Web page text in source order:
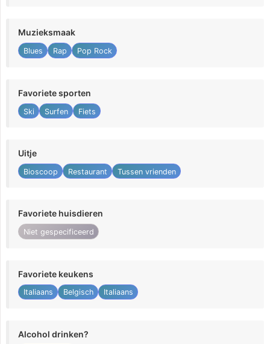
Muzieksmaak
Blues Rap Pop Rock
Favoriete sporten
Ski Surfen Fiets
Uitje
Bioscoop Restaurant Tussen vrienden
Favoriete huisdieren
Niet gespecificeerd
Favoriete keukens
Italiaans Belgisch Italiaans
Alcohol drinken?